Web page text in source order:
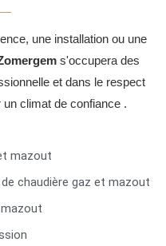
une installation ou une
s'occupera des
et dans le respect
climat de confiance .
mazout
chaudière gaz et mazout